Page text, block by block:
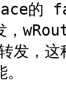
的
，
发，这